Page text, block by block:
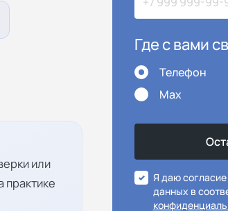
или
практике
Где с вами
Телефон
Max
Я даю
данных в